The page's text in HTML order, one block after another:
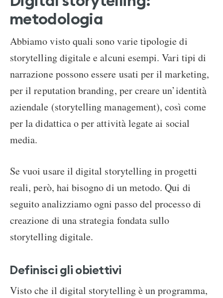
metodologia
Abbiamo visto quali sono varie tipologie di
storytelling digitale e alcuni esempi. Vari tipi di
narrazione possono essere usati per il marketing,
per il reputation branding, per creare un’identità
aziendale (storytelling management), così come
per la didattica o per attività legate ai social
media.
Se vuoi usare il digital storytelling in progetti
reali, però, hai bisogno di un metodo. Qui di
seguito analizziamo ogni passo del processo di
creazione di una strategia fondata sullo
storytelling digitale.
Definisci gli obiettivi
Visto che il digital storytelling è un programma,